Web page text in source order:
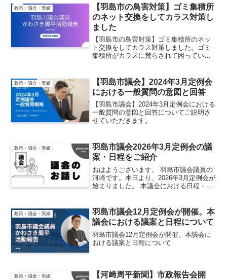
ぎやかな会となりました。本イベント
は、私自身を含めた中年...
政策・議会・実績
【羽島市の鳥害対策】ゴミ集積所
のネット交換をしてカラス対策し
ました
【羽島市の鳥害対策】ゴミ集積所のネッ
ト交換をしてカラス対策しました。ゴミ
集積所がカラスに荒らされて困っている
政策・議会・実績
【羽島市議会】2024年3月定例会
における一般質問の意図と回答
【羽島市議会】2024年3月定例会における
一般質問の意図と回答についてご説明さ
せていただきます。
政策・議会・実績
羽島市議会2026年3月定例会の議
案・日程をご紹介
おはようございます。 羽島市議会議員の
河崎です。本日より、2026年3月定例会が
始まりました。 本議会における日程・議
議会初日3/2 議案詳細説明3/3 議案
詳...
政策・議会・実績
羽島市議会12月定例会が開催。本
議会における議案と日程について
羽島市議会12月定例会が開催。本議会に
おける議案と日程について
政策・議会・実績
【河﨑周平新聞】市政報告会開